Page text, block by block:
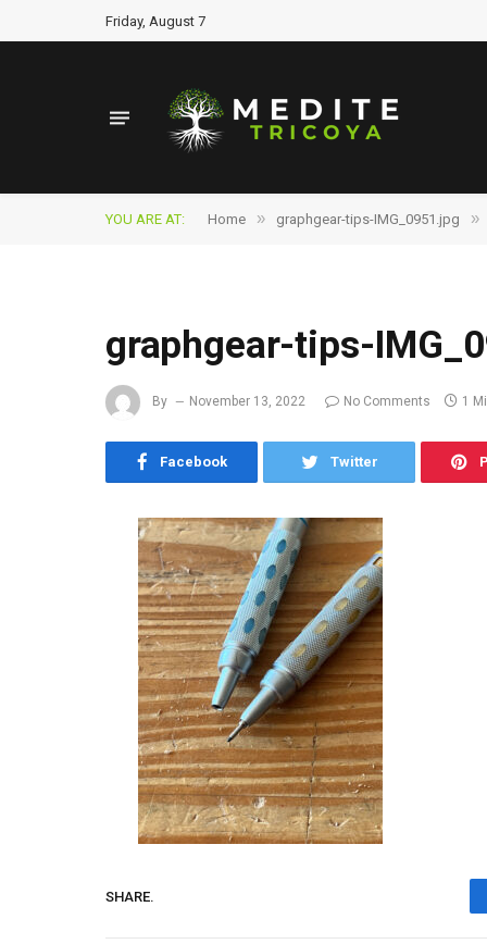
Friday, August 7
YOU ARE AT: Home » graphgear-tips-IMG_0951.jpg »
graphgear-tips-
By November 13, 2022 No Comments 1
Facebook Twitter
SHARE.